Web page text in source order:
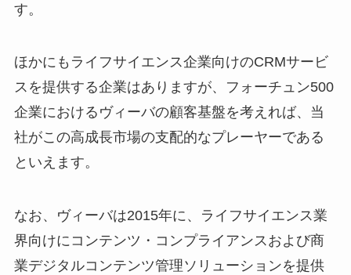
す。
ほかにもライフサイエンス企業向けのCRMサービ
スを提供する企業はありますが、フォーチュン500
企業におけるヴィーバの顧客基盤を考えれば、当
社がこの高成長市場の支配的なプレーヤーである
といえます。
なお、ヴィーバは2015年に、ライフサイエンス業
界向けにコンテンツ・コンプライアンスおよび商
業デジタルコンテンツ管理ソリューションを提供